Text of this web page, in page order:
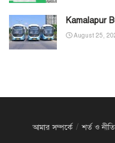
Kamalapur
August 25,
আমার সম্পর্কে শর্ত ও